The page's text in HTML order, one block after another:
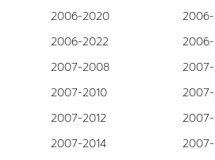
2006-2020
2006-
2006-2022
2007-2008
2007-2010
2007-
2007-2012
2007-
2007-2014
2007-